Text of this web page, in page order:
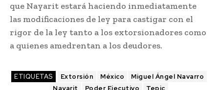
que Nayarit estará haciendo inmediatamente
las modificaciones de ley para castigar con el
rigor de la ley tanto a los extorsionadores como
a quienes amedrentan a los deudores.
ETIQUETAS Extorsión México
Miguel Ángel Navarro